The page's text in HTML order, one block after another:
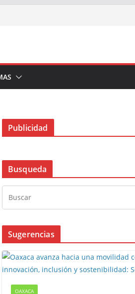
Publicidad
Busqueda
Sugerencias
OAXACA